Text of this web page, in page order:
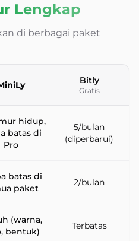
Lengkap
di berbagai paket
Bitly
Gratis
hidup,
batas di
Pro
5/bulan
(diperbarui)
batas di
paket
2/bulan
(warna,
bentuk)
Terbatas